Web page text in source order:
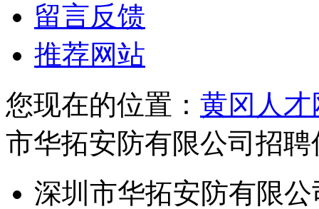
留言反馈
推荐网站
您现在的位置： 黄冈人才
市华拓安防有限公司招聘
深圳市华拓安防有限